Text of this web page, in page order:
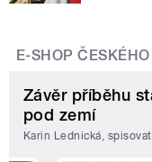
E-SHOP
Závěr příběhu
pod zemí
Karin Lednická,